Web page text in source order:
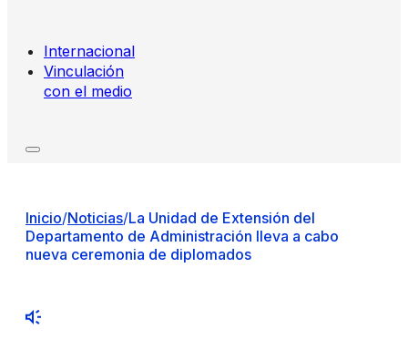
Internacional
Vinculación
con el medio
Inicio/Noticias/La Unidad de Extensión del
Departamento de Administración lleva a cabo
nueva ceremonia de diplomados